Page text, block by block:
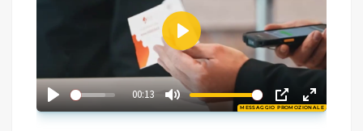
MESSAGGIO PROMOZIONALE
00:13
Play
01:41